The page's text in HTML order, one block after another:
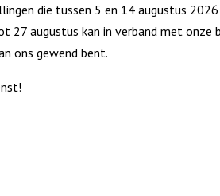
Christelijk geloof
die tussen 5 en 14 augustus
27 augustus kan in verband met onze
ons gewend bent.